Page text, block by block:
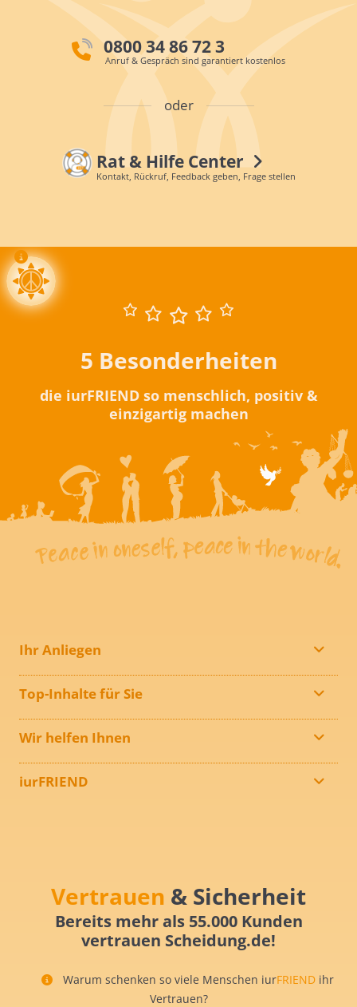
0800 34 86 72 3
Anruf & Gespräch sind garantiert kostenlos
oder
Rat & Hilfe Center
Kontakt, Rückruf, Feedback geben, Frage stellen
5 Besonderheiten
die iurFRIEND so menschlich, positiv &
einzigartig machen
Ihr Anliegen
Top-Inhalte für Sie
Wir helfen Ihnen
iurFRIEND
Vertrauen & Sicherheit
Bereits mehr als 55.000 Kunden
vertrauen Scheidung.de!
Warum schenken so viele Menschen iurFRIEND ihr
Vertrauen?